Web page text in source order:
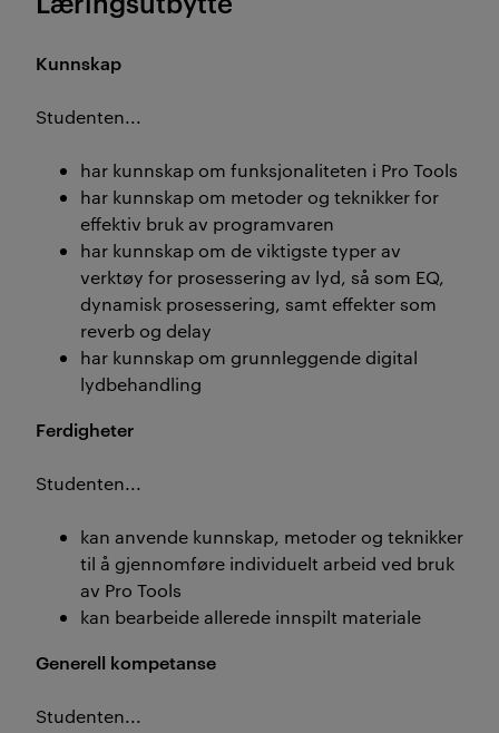
Kunnskap
Studenten...
har kunnskap om funksjonaliteten i Pro Tools
har kunnskap om metoder og teknikker for
effektiv bruk av programvaren
har kunnskap om de viktigste typer av
verktøy for prosessering av lyd, så som EQ,
dynamisk prosessering, samt effekter som
reverb og delay
har kunnskap om grunnleggende digital
lydbehandling
Ferdigheter
Studenten...
kan anvende kunnskap, metoder og teknikker
til å gjennomføre individuelt arbeid ved bruk
av Pro Tools
kan bearbeide allerede innspilt materiale
Generell kompetanse
Studenten...